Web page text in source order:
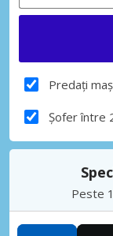
Predați
Șofer între
Peste